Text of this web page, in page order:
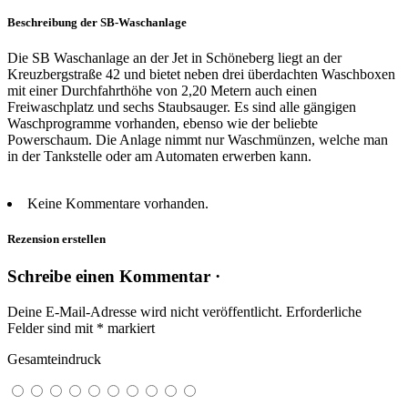
Beschreibung der SB-Waschanlage
Die SB Waschanlage an der Jet in Schöneberg liegt an der
Kreuzbergstraße 42 und bietet neben drei überdachten Waschboxen
mit einer Durchfahrthöhe von 2,20 Metern auch einen
Freiwaschplatz und sechs Staubsauger. Es sind alle gängigen
Waschprogramme vorhanden, ebenso wie der beliebte
Powerschaum. Die Anlage nimmt nur Waschmünzen, welche man
in der Tankstelle oder am Automaten erwerben kann.
Keine Kommentare vorhanden.
Rezension erstellen
Schreibe einen Kommentar ·
Deine E-Mail-Adresse wird nicht veröffentlicht. Erforderliche
Felder sind mit * markiert
Gesamteindruck